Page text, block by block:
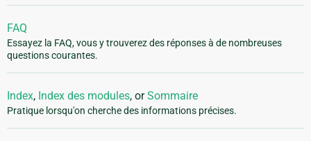
FAQ
Essayez la FAQ, vous y trouverez des réponses à de nombreuses
questions courantes.
Index, Index des modules, orSommaire
Pratique lorsqu'on cherche des informations précises.